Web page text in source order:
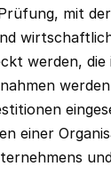
mit
werden,
einer